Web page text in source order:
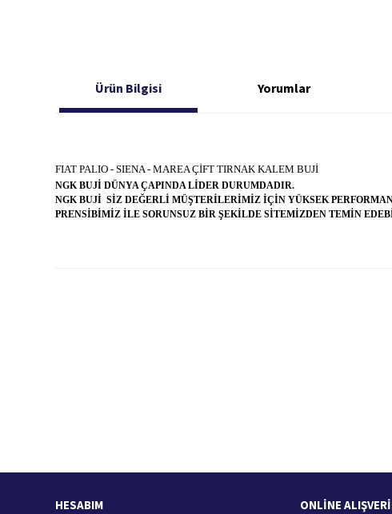
Ürün Bilgisi Yorumlar
FIAT PALIO - SIENA - MAREA ÇİFT TIRNAK KALEM BUJİ
NGK BUJİ DÜNYA ÇAPINDA LİDER DURUMDADIR.
NGK BUJİ SİZ DEĞERLİ MÜŞTERİLERİMİZ İÇİN YÜKSEK
PRENSİBİMİZ İLE SORUNSUZ BİR ŞEKİLDE SİTEMİZDEN TEMİN
HESABIM ONLİNE